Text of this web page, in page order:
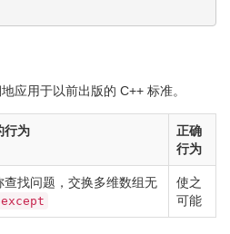
应用于以前出版的 C++ 标准。
行为
正确
行为
查找问题，交换多维数组无
使之
可能